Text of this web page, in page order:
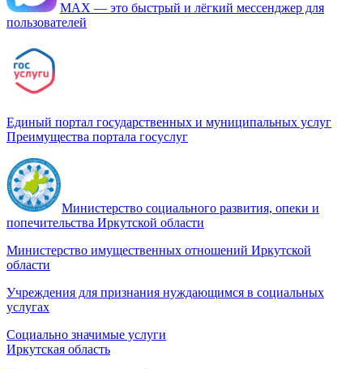
МАХ — это быстрый и лёгкий мессенджер для
пользователей
Единый портал государственных и муниципальных услуг
Преимущества портала госуслуг
Министерство социального развития, опеки и
попечительства Иркутской области
Министерство имущественных отношений Иркутской
области
Учреждения для признания нуждающимся в социальных
услугах
Социально значимые услуги
Иркутская область